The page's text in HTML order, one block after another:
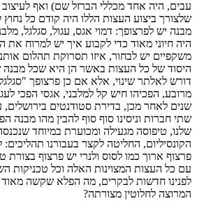
עבים, היה אחד מכללי הברזל שם) ואף
שלצורך ביצוע העצות הללו היה קודם כל
מבנה יש לפרצופך: דמוי אגס, עגול, סגלגל,
היה חיוני מאוד כדי לקבוע איך יש למרוח את
משקפיים יש לבחור, איזו תסרוקת תהלום
היסוד של כל העצות באשר הן היא שכל מבנה
דורש לאלתר שינוי, אלא אם כן פרצופך
מרובע, הפכיהו חיש קל למלבני, אגסי הפכי
שנים לאחר מכן, בדירת סטודנטים בירושלים,
שתי חברות וניסינו סוף סוף להבין מהו מבנה
שלנו, טיפוסה מגעילה ומכוערת במיוחד
הקונסיליום, החליטה לקצר בעבורנו
פרצוף ארוך כמו לסוס ולנרי יש פרצוף בצורת
עם כל העצות המצוינות האלה וכל טכניקות
לפנינו חדשות לבקרים, מה הפלא שקשה
המרוצה לחלוטין מצורתה?